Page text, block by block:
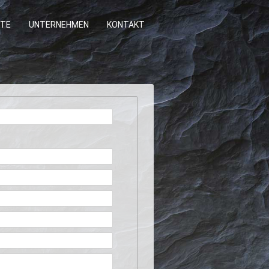
UNTERNEHMEN KONTAKT